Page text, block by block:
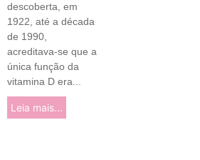
descoberta, em
1922, até a década
de 1990,
acreditava-se que a
única função da
vitamina D era...
Leia mais...